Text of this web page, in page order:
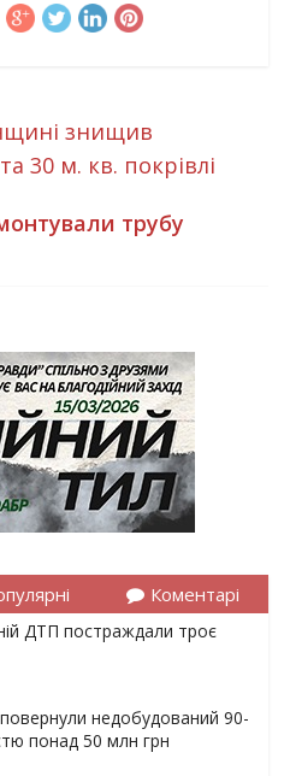
знищив
30 м. кв. покрівлі
трубу
Коментарі
ДТП постраждали троє
недобудований 90-
понад 50 млн грн